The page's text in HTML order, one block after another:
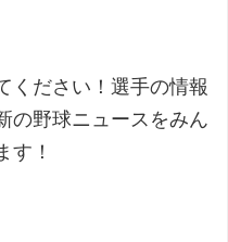
ください！選手の情報
の野球ニュースをみん
す！